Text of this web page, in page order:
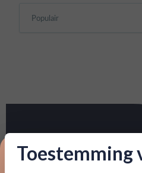
Toestemming
Proost op je